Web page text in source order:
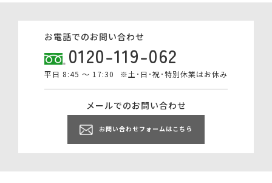
お電話でのお問い合わせ
0120-119-062
平日 8:45 ～ 17:30 ※土･日･祝･特別休業はお休み
メールでのお問い合わせ
お問い合わせフォームはこちら